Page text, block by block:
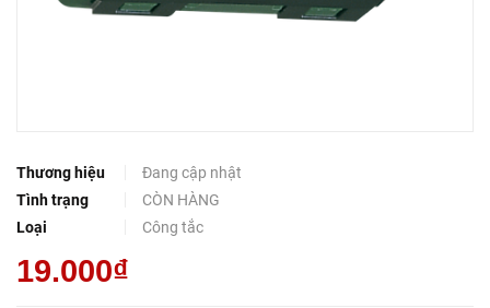
Thương hiệu
Đang cập nhật
Tình trạng
CÒN HÀNG
Loại
Công tắc
19.000₫